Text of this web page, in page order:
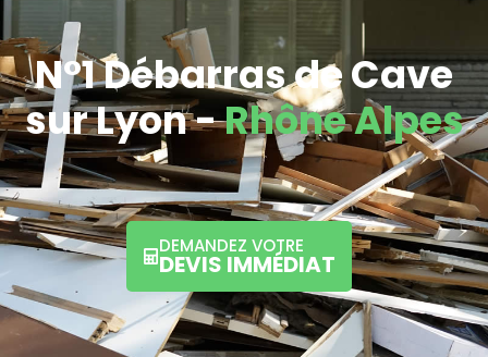
N°1 Débarras de Cave
sur Lyon -Rhône Alpes
DEMANDEZ VOTRE
DEVIS IMMÉDIAT